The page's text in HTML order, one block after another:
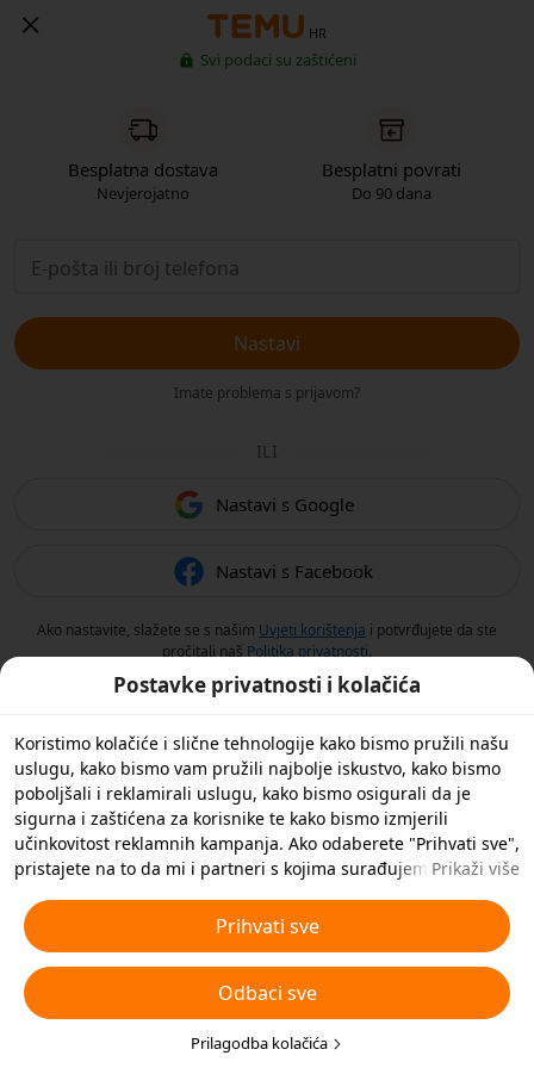
HR
Svi podaci su zaštićeni
Besplatna dostava
Nevjerojatno
Besplatni povrati
Do 90 dana
Nastavi
Imate problema s prijavom?
ILI
Nastavi s Google
Nastavi s Facebook
Ako nastavite, slažete se s našim Uvjeti korištenja i potvrđujete da ste
pročitali naš Politika privatnosti.
Postavke privatnosti i kolačića
Koristimo kolačiće i slične tehnologije kako bismo pružili našu
uslugu, kako bismo vam pružili najbolje iskustvo, kako bismo
poboljšali i reklamirali uslugu, kako bismo osigurali da je
sigurna i zaštićena za korisnike te kako bismo izmjerili
učinkovitost reklamnih kampanja. Ako odaberete "Prihvati sve",
pristajete na to da mi i partneri s kojima surađujemo
oglašavanja. Također možete 'Odbiti sve' nebitne kolačiće ili
odabrati koje vrste kolačića želite prihvatiti ili onemogućiti
klikom na 'Prilagodi kolačiće' ispod ili u bilo kojem trenutku u
svojim postavkama privatnosti. Za više pojedinosti pogledajte
našaPravila o kolačićima i sličnim tehnologijama.
Prikaži više
Prihvati sve
Odbaci sve
Prilagodba kolačića